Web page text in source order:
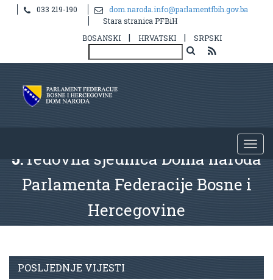
033 219-190
dom.naroda.info@parlamentfbih.gov.ba
Stara stranica PFBiH
BOSANSKI
| HRVATSKI | SRPSKI
5.redovna sjednica Doma naroda
Parlamenta Federacije Bosne i
Hercegovine
POSLJEDNJE VIJESTI